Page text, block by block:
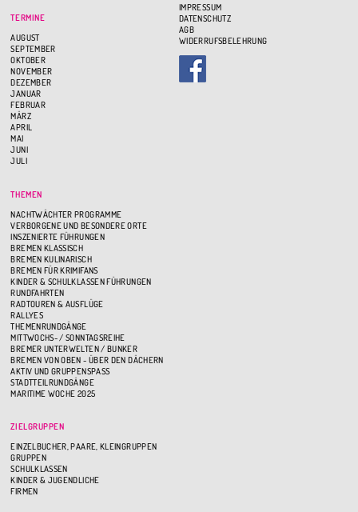
TERMINE
AUGUST
SEPTEMBER
OKTOBER
NOVEMBER
DEZEMBER
JANUAR
FEBRUAR
MÄRZ
APRIL
MAI
JUNI
JULI
THEMEN
NACHTWÄCHTER PROGRAMME
VERBORGENE UND BESONDERE ORTE
INSZENIERTE FÜHRUNGEN
BREMEN KLASSISCH
BREMEN KULINARISCH
BREMEN FÜR KRIMIFANS
KINDER & SCHULKLASSEN FÜHRUNGEN
RUNDFAHRTEN
RADTOUREN & AUSFLÜGE
RALLYES
THEMENRUNDGÄNGE
MITTWOCHS- / SONNTAGSREIHE
BREMER UNTERWELTEN / BUNKER
BREMEN VON OBEN - ÜBER DEN DÄCHERN
AKTIV UND GRUPPENSPASS
STADTTEILRUNDGÄNGE
MARITIME WOCHE 2025
ZIELGRUPPEN
EINZELBUCHER, PAARE, KLEINGRUPPEN
GRUPPEN
SCHULKLASSEN
KINDER & JUGENDLICHE
FIRMEN
IMPRESSUM
DATENSCHUTZ
AGB
WIDERRUFSBELEHRUNG